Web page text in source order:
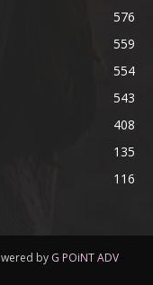
576
559
554
543
408
135
116
by G POiNT ADV